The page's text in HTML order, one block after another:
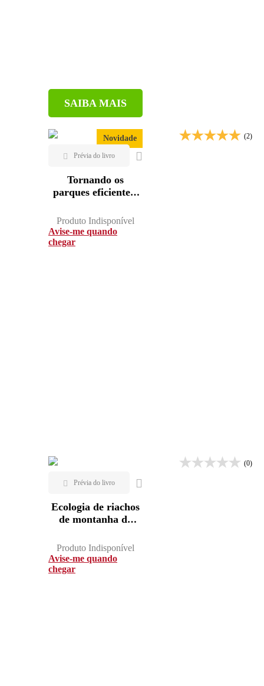
SAIBA MAIS
Novidade
Tornando os
parques eficientes:
conservação da
natureza nos
Produto Indisponível
Avise-me quando
chegar
(2)
Ecologia de riachos
de montanha da
Produto Indisponível
Avise-me quando
chegar
(0)